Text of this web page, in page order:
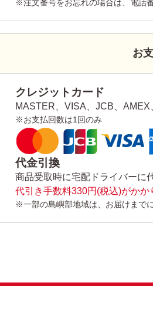
※注文番号をお忘れの場合は、電話
お
クレジットカード
MASTER、VISA、JCB、AMEX
※お支払回数は1回のみ
代金引換
商品受取時に宅配ドライバーに
代引き手数料330円(税込)がかか
※一部の島嶼部地域は、お届けまで